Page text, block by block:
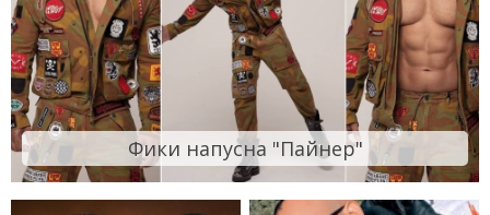
Фики напусна "Пайнер"